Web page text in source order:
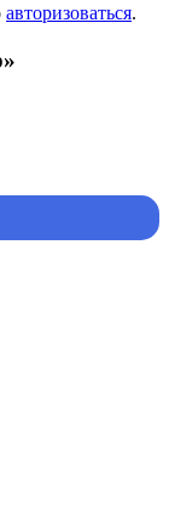
авторизоваться.